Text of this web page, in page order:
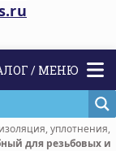
/ МЕНЮ
уплотнения,
для резьбовых и